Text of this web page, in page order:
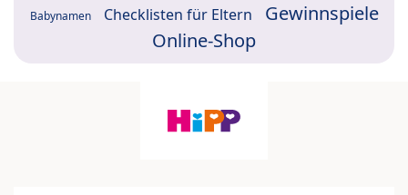
Babynamen Checklisten für Eltern
Gewinnspiele
Online-Shop